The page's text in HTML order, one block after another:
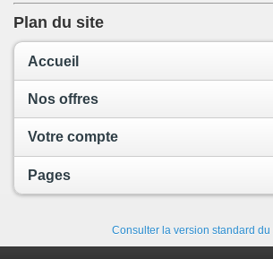
Plan du site
Accueil
Nos offres
Votre compte
Pages
Consulter la version standard du